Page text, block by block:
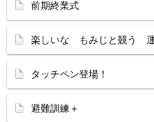
前期終業式
楽しいな もみじと競う
タッチペン登場！
避難訓練＋